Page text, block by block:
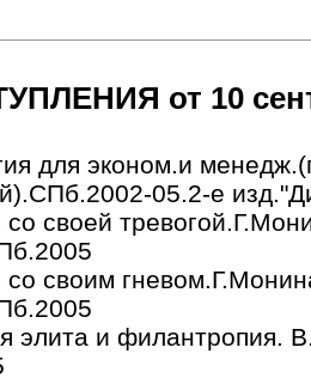
от 10
для эконом.и
05.2-е
со своей
со своим
элита и филантропия.